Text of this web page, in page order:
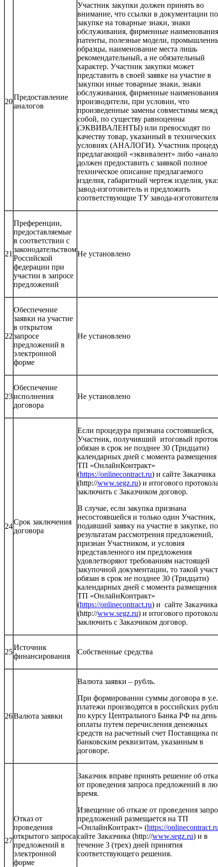
20
Предоставление
аналогов
Участник закупки должен принять во
внимание, что ссылки в документации по
закупке на товарные знаки, знаки
обслуживания, фирменные
патенты, полезные модели,
образцы, наименование места лишь
рекомендательный, а не обязательный
характер. Участник закупки может
представить в своей заявке на участие в
закупки иные товарные знаки, знаки
обслуживания, фирменные
производители, при условии, что
произведенные замены совместимы
собой, по существу равноценны
(ЭКВИВАЛЕНТЫ) или превосходят по
качеству товар, указанный в технических
условиях (АНАЛОГИ). Участник
предлагающий «эквивалент» либо
должен предоставить с заявкой полное
техническое описание предлагаемого
изделия, габаритный чертеж изделия,
завод-изготовитель и предложить
соответствующие ТУ завода-
21
Преференции,
предоставляемые
в соответствии с
законодательством
Российской
федерации при
участии в запросе
предложений
Не установлено
22
Обеспечение
заявки на участие
в открытом
запросе
предложений в
электронной
форме
Не установлено
23
Обеспечение
исполнения
договора
Не установлено
24
Срок заключения
договора
Если процедура признана состоявшейся,
Участник, получивший итоговый
обязан в срок не позднее 30 (Тридцати)
календарных дней с момента размещения
ТП «ОнлайнКонтракт»
(https://onlinecontract.ru) и сайте Заказчика
(http://www.segz.ru) и итогового
заключить с Заказчиком договор.
В случае, если закупка признана
несостоявшейся и только один Участник,
подавший заявку на участие в закупке, по
результатам рассмотрения предложений,
признан Участником, и условия
представленного им предложения
удовлетворяют требованиям настоящей
закупочной документации, то такой
обязан в срок не позднее 30 (Тридцати)
календарных дней с момента размещения
ТП «ОнлайнКонтракт»
(https://onlinecontract.ru) и сайте Заказчика
(http://www.segz.ru) и итогового
заключить с Заказчиком договор.
25
Источник
финансирования
Собственные средства
26Валюта заявки
Валюта заявки – рубль.
При формировании суммы договора в
платежи производятся в российских
по курсу Центрального Банка РФ на день
оплаты путем перечисления денежных
средств на расчетный счет Поставщика
банковским реквизитам, указанным в
договоре.
27
Отказ от
проведения
открытого запроса
предложений в
электронной
форме
Заказчик вправе принять решение об
от проведения запроса предложений в
время.
Извещение об отказе от проведения
предложений размещается на ТП
«ОнлайнКонтракт» (https://
сайте Заказчика (http://www.segz.ru) и в
течение 3 (трех) дней принятия
соответствующего решения.